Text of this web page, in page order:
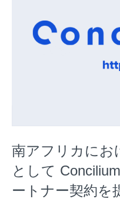
南アフリカにお
として
ートナー契約を